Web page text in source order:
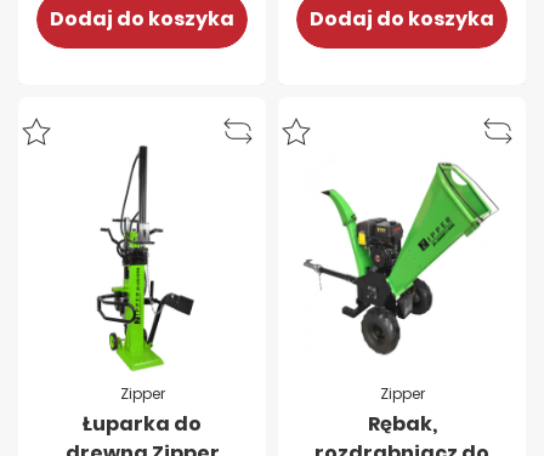
Dodaj do koszyka Dodaj do koszyka
Zipper
Łuparka do
Zipper
Rębak,